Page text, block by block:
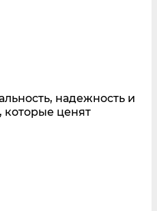
надежность и
ценят